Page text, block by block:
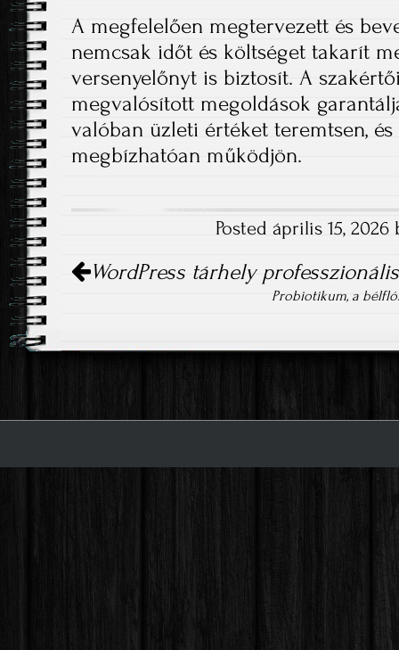
A megfelelően megtervezett és
nemcsak időt és költséget takarít
versenyelőnyt is biztosít. A
megvalósított megoldások
valóban üzleti értéket teremtsen,
megbízhatóan működjön.
Posted április 15,
Post navigation
WordPress tárhely
Probiotikum, a